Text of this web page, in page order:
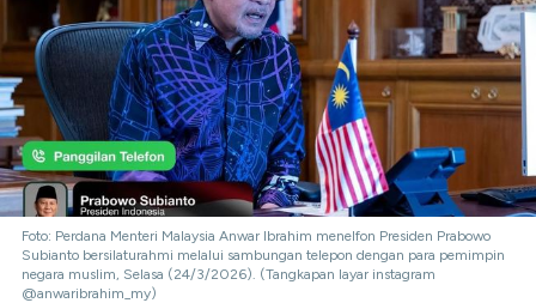
Foto: Perdana Menteri Malaysia Anwar Ibrahim menelfon Presiden Prabowo
Subianto bersilaturahmi melalui sambungan telepon dengan para pemimpin
negara muslim, Selasa (24/3/2026). (Tangkapan layar instagram
@anwaribrahim_my)